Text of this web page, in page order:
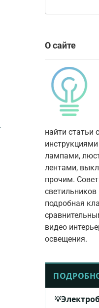
О сайте
найти статьи
лампами,
лентами,
прочим.
подробная
видео
освещения.